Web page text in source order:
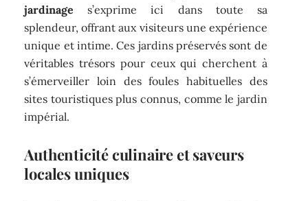
jardinage s’exprime ici dans toute sa
splendeur, offrant aux visiteurs une expérience
unique et intime. Ces jardins préservés sont de
véritables trésors pour ceux qui cherchent à
s’émerveiller loin des foules habituelles des
sites touristiques plus connus, comme le jardin
impérial.
Authenticité culinaire et saveurs
locales uniques